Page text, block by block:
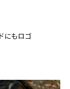
にもロゴ